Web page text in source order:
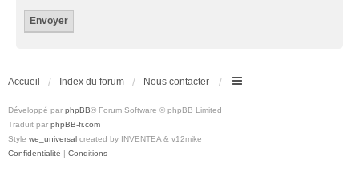
Accueil Index du forum Nous contacter
Développé par phpBB® Forum Software © phpBB Limited
Traduit par phpBB-fr.com
Style we_universal created by INVENTEA & v12mike
Confidentialité | Conditions